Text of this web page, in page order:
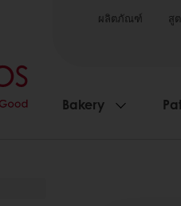
ผลิตภัณฑ์ สู
Bakery